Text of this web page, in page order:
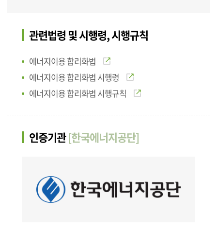
관련법령 및 시행령, 시행규칙
에너지이용 합리화법
에너지이용 합리화법 시행령
에너지이용 합리화법 시행규칙
인증기관[한국에너지공단]